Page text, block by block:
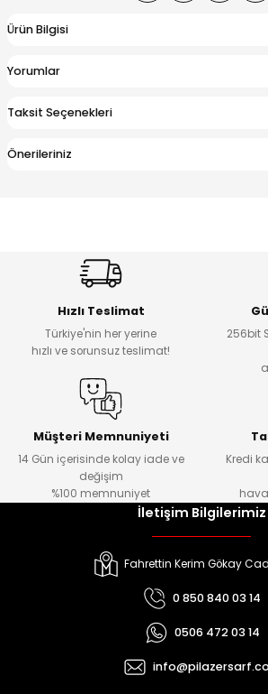
Ürün Bilgisi
Yorumlar
Taksit Seçenekleri
Önerileriniz
Hızlı Teslimat
Türkiye'nin her yerine
hızlı ve sorunsuz teslimat!
256bit
Müşteri Memnuniyeti
14 Gün içerisinde kolay iade ve
değişim
%100 memnuniyet
Kredi
İletişim Bilgilerimiz
Fahrettin Kerim Gökay
0 850 840 03 14
0506 472 03 14